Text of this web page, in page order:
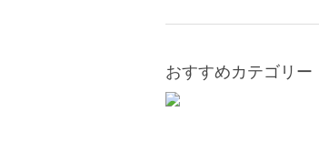
おすすめカテゴリー